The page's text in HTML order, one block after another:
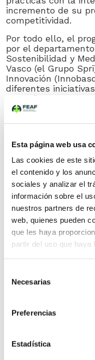
Esta página web usa
Las cookies de este
el contenido y los
sociales y analizar el
información sobre el
nuestros partners de
web, quienes pueden
que les haya
partir del uso que
Necesarias
Preferencias
Estadística
incremento de su
competitividad.
Por todo ello, el
por el
Sostenibilidad y
Vasco (el Grupo
Innovación
diferentes
pequeños
no requerir
ofrecer resultados
trabajadores que
puesta en marcha
una apuesta a
innovación como
garantizar el futuro
El proximo9 de
para quienes
Hazinnova 2024 y
las condiciones de
realizar cualquier
944700707.
NAVEGACIÓN
DE
ENTRADA ANTERIOR
de mayo